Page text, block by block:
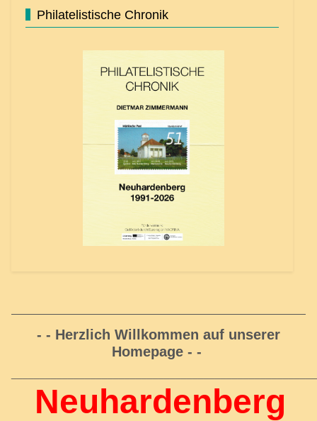
Philatelistische Chronik
- - Herzlich Willkommen auf unserer
Homepage - -
Neuhardenberg